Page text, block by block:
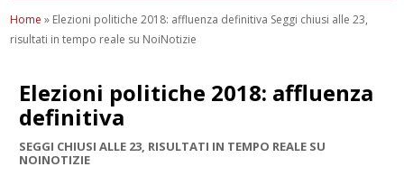
Home » Elezioni politiche 2018: affluenza definitiva Seggi chiusi alle 23,
risultati in tempo reale su NoiNotizie
Elezioni politiche 2018: affluenza
definitiva
SEGGI CHIUSI ALLE 23, RISULTATI IN TEMPO REALE SU
NOINOTIZIE